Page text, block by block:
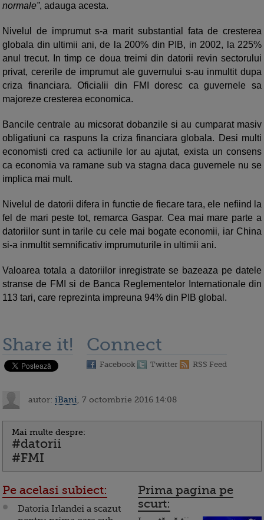
normale”, adauga acesta.
Nivelul de imprumut s-a marit substantial fata de cresterea
globala din ultimii ani, de la 200% din PIB, in 2002, la 225%
anul trecut. In timp ce doua treimi din datorii revin sectorului
privat, cererile de imprumut ale guvernului s-au inmultit dupa
criza financiara. Oficialii din FMI doresc ca guvernele sa
majoreze cresterea economica.
Bancile centrale au micsorat dobanzile si au cumparat masiv
obligatiuni ca raspuns la criza financiara globala. Desi multi
economisti cred ca actiunile lor au ajutat, exista un consens
ca economia va ramane sub va stagna daca guvernele nu se
implica mai mult.
Nivelul de datorii difera in functie de fiecare tara, ele nefiind la
fel de mari peste tot, remarca Gaspar. Cea mai mare parte a
datoriilor sunt in tarile cu cele mai bogate economii, iar China
si-a inmultit semnificativ imprumuturile in ultimii ani.
Valoarea totala a datoriilor inregistrate se bazeaza pe datele
stranse de FMI si de Banca Reglementelor Internationale din
113 tari, care reprezinta impreuna 94% din PIB global.
Share it! Connect
Facebook Twitter RSS Feed
autor: iBani , 7 octombrie 2016 14:08
Mai multe despre:
#datorii
#FMI
Pe acelasi subiect:
Datoria Irlandei a scazut
Prima pagina pe
scurt: